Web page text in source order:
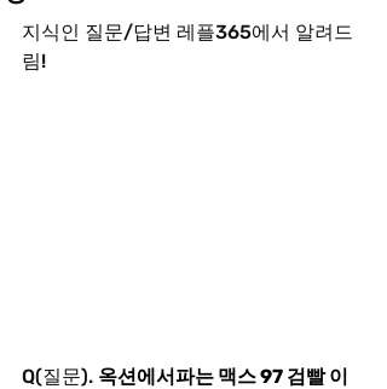
지식인 질문/답변 레플365에서 알려드
림!
Q(질문). 옥션에서파는 맥스 97 검빨 이